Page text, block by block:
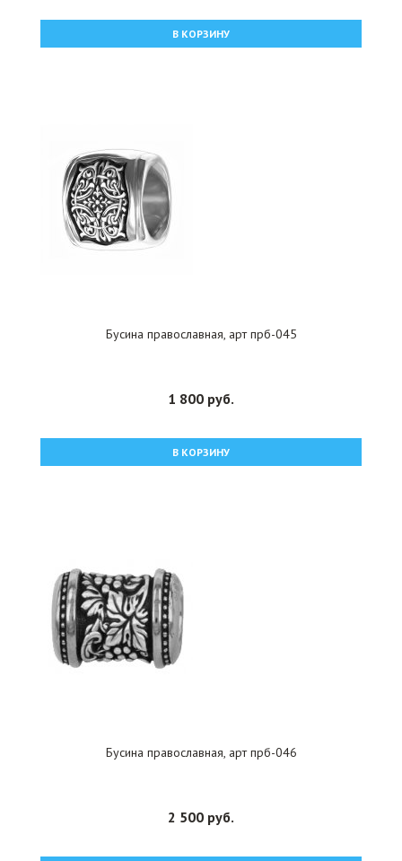
В КОРЗИНУ
Бусина православная, арт прб-045
1 800 руб.
В КОРЗИНУ
Бусина православная, арт прб-046
2 500 руб.